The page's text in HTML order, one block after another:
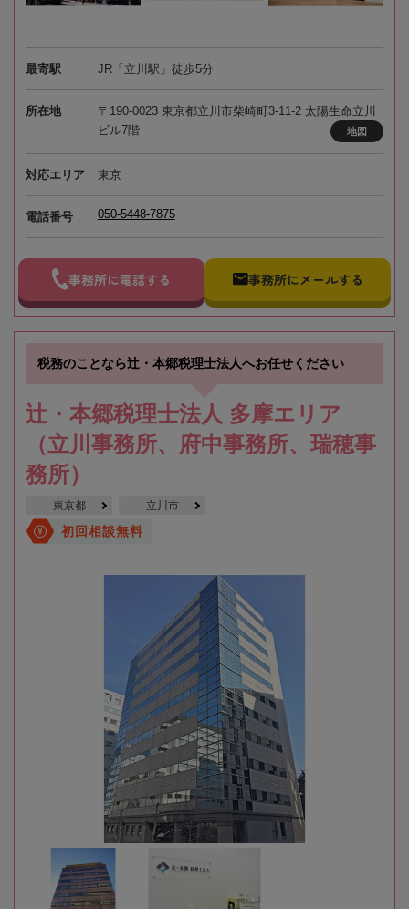
最寄駅 JR「立川駅」徒歩5分
所在地
〒190-0023 東京都立川市柴崎町3-11-2 太陽生命立川
ビル7階
地図
対応エリア 東京
電話番号 050-5448-7875
事務所に電話する 事務所にメールする
税務のことなら辻・本郷税理士法人へお任せください
辻・本郷税理士法人 多摩エリア
（立川事務所、府中事務所、瑞穂事
務所）
東京都 立川市
初回相談無料